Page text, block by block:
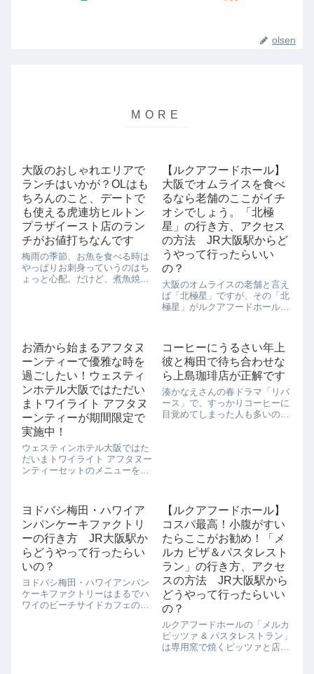
olsen
大阪のおしゃれエリアで
ランチはいかが？OLはも
ちろんのこと、デートで
も使える虎連坊ヒルトン
プラザイースト店のラン
チがお値打ちなんです
梅雨の季節、お魚を食べる時は
やっぱりお刺身っていうのはち
ょっと心配。だけど、煮魚焼き
かったりして、なか...
【ルクアフードホール】
大阪でオムライスを食べ
るなら老舗のここがイチ
オシでしょう。「北極
星」の行き方、アクセス
の方法 JR大阪駅からど
うやって行ったらいい
の？
大阪のオムライスの老舗と言え
ば「北極星」ですが、その「北
極星」がルクアフードホールに
光に来た人にも気軽に食べても
らえますね。「北極星」は大正
11年創業の洋食店です。その中
でも看板メニ...
お酒から始まるアフタヌ
ーンティーで優雅な時を
過ごしたい！ウェスティ
ンホテル大阪ではただい
まトワイライト アフタヌ
ーンティーが期間限定で
実施中！
ウェスティンホテル大阪ではた
だいまトワイライト アフタヌー
ンティーセットのメニューを実
3段からなるアフタヌーンティ
ーセットのメニューはこちら。
１段目宇治抹茶のムーステリー
ヌエクレア マル...
コーヒーにうるさい年上
彼と梅田で待ち合わせな
ら上島珈琲店が正解です
湊かなえさんの春ドラマ「リバ
ース」で、すっかりコーヒーに
目覚めてしまった人も多いので
ヨドバシ梅田・ハワイア
ンパンケーキファクトリ
ーの行き方 JR大阪駅か
らどうやって行ったらい
いの？
ヨドバシ梅田・ハワイアンパン
ケーキファクトリーはまるでハ
ワイのビーチサイドカフェのよ
【ルクアフードホール】
コスパ最高！小腹がすい
たらここがお勧め！「メ
ルカ ピザ＆パスタレスト
ラン」の行き方、アクセ
スの方法 JR大阪駅から
どうやって行ったらいい
の？
ルクアフードホールの「メルカ
ピッツァ & パスタレストラン」
は専用窯で焼くピッツァと店内